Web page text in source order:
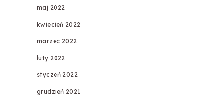
maj 2022
kwiecień 2022
marzec 2022
luty 2022
styczeń 2022
grudzień 2021